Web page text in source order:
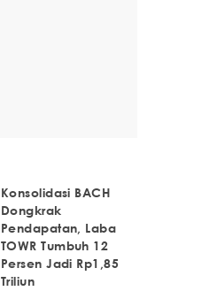
Konsolidasi BACH
Dongkrak
Pendapatan, Laba
TOWR Tumbuh 12
Persen Jadi Rp1,85
Triliun